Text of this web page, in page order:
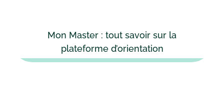
Mon Master : tout savoir sur la
plateforme d’orientation